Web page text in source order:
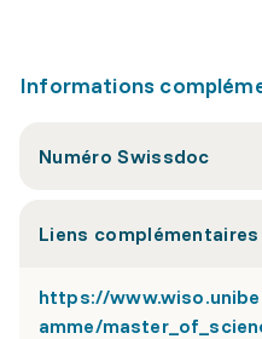
Informations
Numéro Swissdoc
Liens complémentaires
https://
amme/